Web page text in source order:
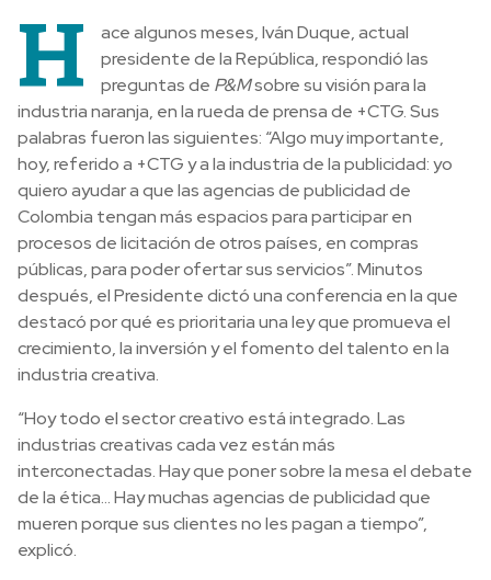
H
ace algunos meses, Iván Duque, actual
presidente de la República, respondió las
preguntas de P&Msobre su visión para la
industria naranja, en la rueda de prensa de +CTG. Sus
palabras fueron las siguientes: “Algo muy importante,
hoy, referido a +CTG y a la industria de la publicidad: yo
quiero ayudar a que las agencias de publicidad de
Colombia tengan más espacios para participar en
procesos de licitación de otros países, en compras
públicas, para poder ofertar sus servicios”. Minutos
después, el Presidente dictó una conferencia en la que
destacó por qué es prioritaria una ley que promueva el
crecimiento, la inversión y el fomento del talento en la
industria creativa.
“Hoy todo el sector creativo está integrado. Las
industrias creativas cada vez están más
interconectadas. Hay que poner sobre la mesa el debate
de la ética… Hay muchas agencias de publicidad que
mueren porque sus clientes no les pagan a tiempo”,
explicó.